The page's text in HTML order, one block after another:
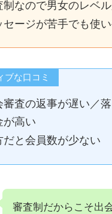
制なので男女のレベ
セージが苦手でも使
ブな口コミ
審査の返事が遅い／
が高い
だと会員数が少ない
審査制だからこそ出